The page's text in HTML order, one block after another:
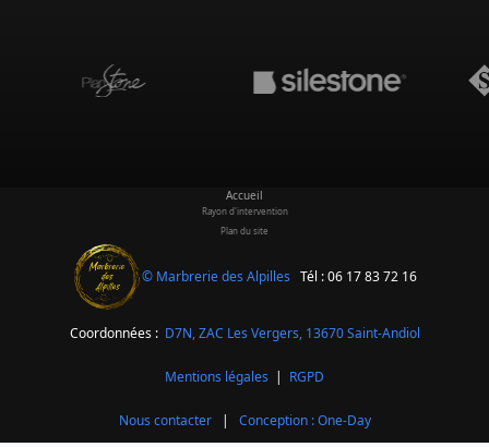
Accueil
Rayon d'intervention
Plan du site
© Marbrerie des Alpilles Tél : 06 17 83 72 16
Coordonnées : D7N, ZAC Les Vergers, 13670 Saint-Andiol
Mentions légales | RGPD
Nous contacter| Conception : One-Day